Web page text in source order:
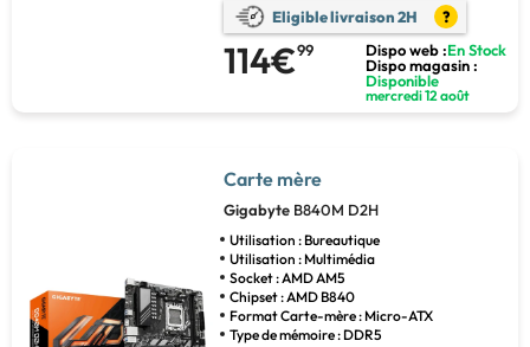
Eligible livraison 2H ?
114€99 Dispo web :En Stock
Dispo magasin :
Disponible
mercredi 12 août
Carte mère
Gigabyte B840M D2H
Utilisation : Bureautique
Utilisation : Multimédia
Socket : AMD AM5
Chipset : AMD B840
Format Carte-mère : Micro-ATX
Type de mémoire : DDR5